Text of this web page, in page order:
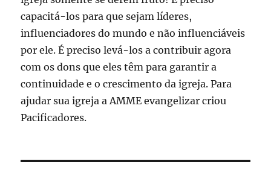
capacitá-los para que sejam líderes,
influenciadores do mundo e não influenciáveis
por ele. É preciso levá-los a contribuir agora
com os dons que eles têm para garantir a
continuidade e o crescimento da igreja. Para
ajudar sua igreja a AMME evangelizar criou
Pacificadores.